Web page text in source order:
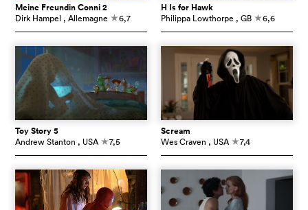
Meine Freundin Conni 2
Dirk Hampel , Allemagne c6,7
H Is for Hawk
Philippa Lowthorpe , GB c6,6
Toy Story 5
Andrew Stanton , USA c7,5
Scream
Wes Craven , USA c7,4